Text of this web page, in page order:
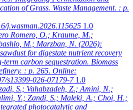
of Grass. Waste Management. : p.
j.wasman.2026.115625 1.0
Romero, O.; Kraume, M.;
M.; Marzban, N. (2026):
for digestate nutrient recovery
carbon sequestration. Biomass
: p. 265. Online:
s13399-026-07179-7 1.0
S.; Vahabzadeh, Z.; Amini, N.;
Y.; Zandi, S.; Maleki, A.; Choi, H.;
photocatalytic and